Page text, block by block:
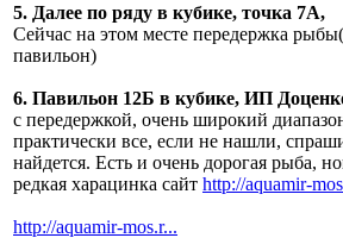
5. Далее по ряду в кубике, точка 7А,
Сейчас на этом месте передержка
павильон)
6. Павильон 12Б в кубике, ИП
с передержкой, очень широкий
практически все, если не нашли,
найдется. Есть и очень дорогая рыба,
редкая харацинка сайт http://aquamir-
http://aquamir-mos.r...